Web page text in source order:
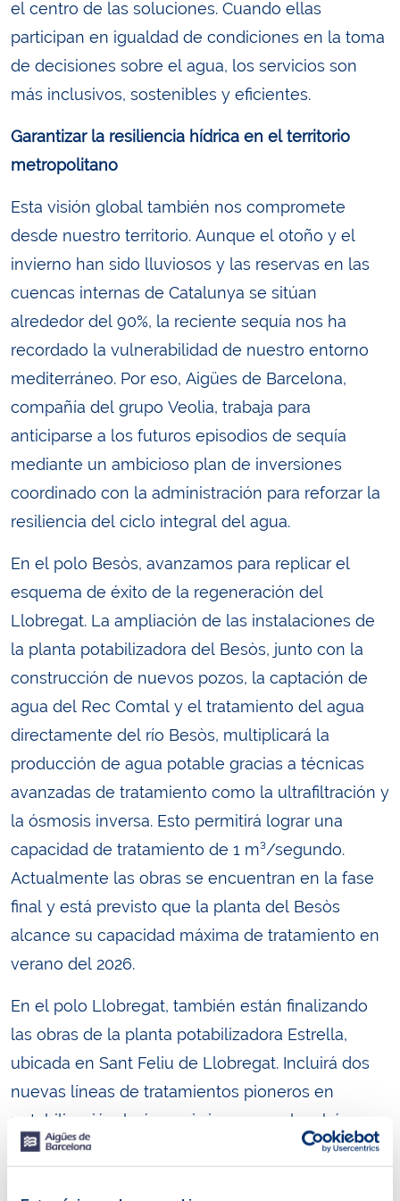
el centro de las soluciones. Cuando ellas
participan en igualdad de condiciones en la toma
de decisiones sobre el agua, los servicios son
más inclusivos, sostenibles y eficientes.
Garantizar la resiliencia hídrica en el territorio
metropolitano
Esta visión global también nos compromete
desde nuestro territorio. Aunque el otoño y el
invierno han sido lluviosos y las reservas en las
cuencas internas de Catalunya se sitúan
alrededor del 90%, la reciente sequía nos ha
recordado la vulnerabilidad de nuestro entorno
mediterráneo. Por eso, Aigües de Barcelona,
compañía del grupo Veolia, trabaja para
anticiparse a los futuros episodios de sequía
mediante un ambicioso plan de inversiones
coordinado con la administración para reforzar la
resiliencia del ciclo integral del agua.
En el polo Besòs, avanzamos para replicar el
esquema de éxito de la regeneración del
Llobregat. La ampliación de las instalaciones de
la planta potabilizadora del Besòs, junto con la
construcción de nuevos pozos, la captación de
agua del Rec Comtal y el tratamiento del agua
directamente del río Besòs, multiplicará la
producción de agua potable gracias a técnicas
avanzadas de tratamiento como la ultrafiltración y
la ósmosis inversa. Esto permitirá lograr una
capacidad de tratamiento de 1 m³/segundo.
Actualmente las obras se encuentran en la fase
final y está previsto que la planta del Besòs
alcance su capacidad máxima de tratamiento en
verano del 2026.
En el polo Llobregat, también están finalizando
las obras de la planta potabilizadora Estrella,
ubicada en Sant Feliu de Llobregat. Incluirá dos
nuevas líneas de tratamientos pioneros en
potabilización, la ósmosis inversa y el carbón
activo, para el conjunto de los 5 pozos, con una